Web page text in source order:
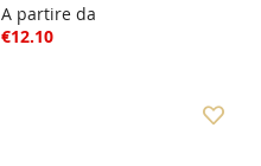
A partire da
€12.10